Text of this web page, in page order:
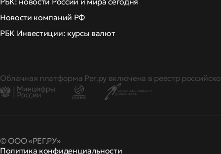
Новости компаний РФ
РБК Инвестиции: курсы валют
Облачная платформа Рег.ру включена в реестр
© ООО «РЕГ.РУ»
Политика конфиденциальности